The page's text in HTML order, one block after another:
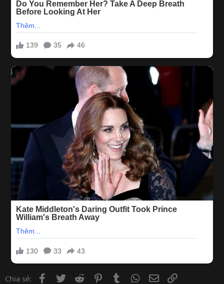
Chia sẻ: Facebook
Twitter Reddit PinterestTumblr WhatsApp
Email